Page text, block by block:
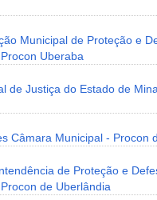
Municipal de Proteção e
Uberaba
de Justiça do Estado de
Câmara Municipal - Procon
de Proteção e
de Uberlândia